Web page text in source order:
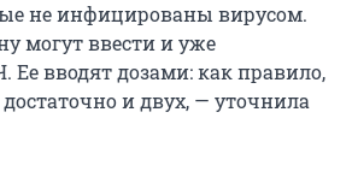
не инфицированы вирусом.
могут ввести и уже
вводят дозами: как правило,
и двух, — уточнила